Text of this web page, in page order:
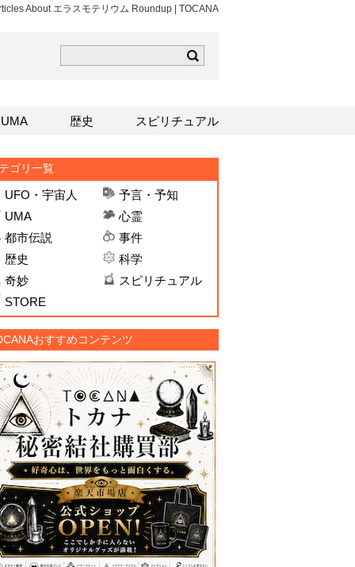
About エラスモテリウム Roundup | TOCANA
ゴリ一覧
UFO・宇宙人
予言・予知
UMA
心霊
都市伝説
事件
歴史
科学
奇妙
スピリチュアル
STORE
おすすめコンテンツ
UMA 歴史 スピリチュアル